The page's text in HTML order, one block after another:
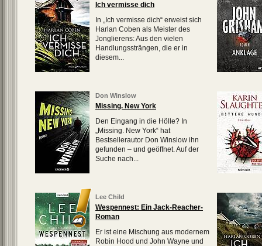
Ich vermisse dich
In „Ich vermisse dich“ erweist sich
Harlan Coben als Meister des
Jonglierens: Aus den vielen
Handlungssträngen, die er in
diesem...
Don Winslow
Missing. New York
Den Eingang in die Hölle? In
„Missing. New York“ hat
Bestsellerautor Don Winslow ihn
gefunden – und geöffnet. Auf der
Suche nach...
Lee Child
Wespennest: Ein Jack-Reacher-
Roman
Er ist eine Mischung aus modernem
Robin Hood und John Wayne und